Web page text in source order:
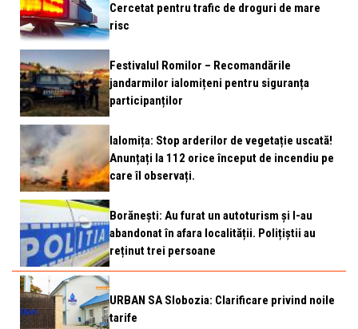
Cercetat pentru trafic de droguri de mare
risc
Festivalul Romilor – Recomandările
jandarmilor ialomițeni pentru siguranța
participanților
Ialomița: Stop arderilor de vegetație uscată!
Anunțați la 112 orice început de incendiu pe
care îl observați.
Borănești: Au furat un autoturism și l-au
abandonat în afara localității. Polițiștii au
reținut trei persoane
URBAN SA Slobozia: Clarificare privind noile
tarife